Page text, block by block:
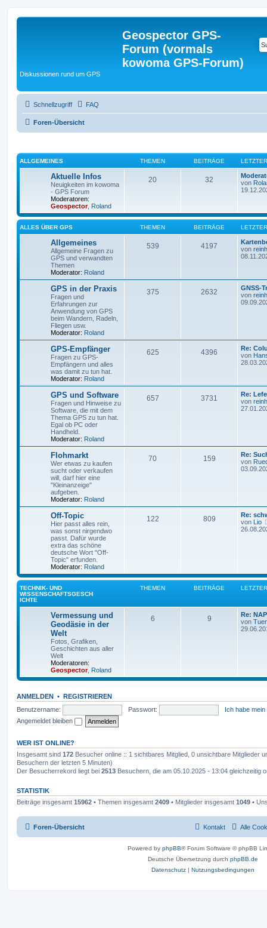
Geospector GPS-
Forum (vormals
kowoma GPS-Forum)
Diskussionen rund um GPS
Schnellzugriff FAQ
Foren-Übersicht
ALLGEMEINES THEMEN BEITRÄGE
Aktuelle Infos
Neuigkeiten im kowoma
- GPS Forum
Moderatoren:
Geospector, Roland
20 32
von
ALLES ÜBER GPS THEMEN BEITRÄGE
Allgemeines
Allgemeine Fragen zu
GPS und verwandten
Themen
Moderator: Roland
539 4197
von
GPS in der Praxis
Fragen und
Erfahrungen zur
Anwendung von GPS
beim Wandern, Radeln,
Fliegen usw.
Moderator: Roland
375 2632
GNSS-
von
GPS-Empfänger
Fragen zu GPS-
Empfängern und alles
was damit zu tun hat.
Moderator: Roland
625 4396
Re:
von
GPS und Software
Fragen und Hinweise zu
Software, die mit dem
Thema GPS zu tun hat.
Egal ob PC oder
Handheld.
Moderator: Roland
657 3731
Re:
von
Flohmarkt
Wer etwas zu kaufen
sucht oder verkaufen
will, darf hier eine
"Kleinanzeige"
aufgeben.
Moderator: Roland
70 159
Re:
von
Off-Topic
Hier passt alles rein,
was sonst nirgendwo
passt. Dafür wurde
extra das schöne
deutsche Wort "Off-
Topic" erfunden.
Moderator: Roland
122 809
Re:
von Lio
TECHNIK- UND
WISSENSCHAFTSGESCH
ICHTE
THEMEN BEITRÄGE
Vermessung und
Geodäsie in der
Welt
Fotos, Grafiken,
Geschichten aus aller
Welt
Moderatoren:
Geospector, Roland
6 9
Re: NAP
von
ANMELDEN • REGISTRIEREN
Benutzername:
Passwort:
Ich habe
Angemeldet bleiben
WER IST ONLINE?
Insgesamt sind 172 Besucher online :: 1 sichtbares Mitglied, 0 unsichtbare Mitglieder
Besuchern der letzten 5 Minuten)
Der Besucherrekord liegt bei 2513 Besuchern, die am 05.10.2025 - 13:04 gleichzeitig
STATISTIK
Beiträge insgesamt 15962 • Themen insgesamt 2409 • Mitglieder insgesamt 1049 •
Foren-Übersicht Alle
Kontakt
Powered by phpBB® Forum Software © phpBB
Deutsche Übersetzung durch phpBB.de
Datenschutz | Nutzungsbedingungen